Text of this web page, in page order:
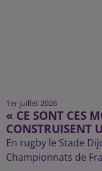
1er juillet 2026
« CE SONT CES
CONSTRUISENT
En rugby le Stade
Championnats de